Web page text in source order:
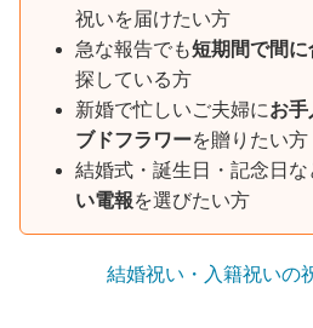
祝いを届けたい方
急な報告でも短期間で間
探している方
新婚で忙しいご夫婦にお
ブドフラワーを贈りたい方
結婚式・誕生日・記念日な
い電報を選びたい方
結婚祝い・入籍祝いの